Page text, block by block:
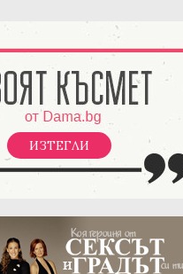
ИЗТЕГЛИ